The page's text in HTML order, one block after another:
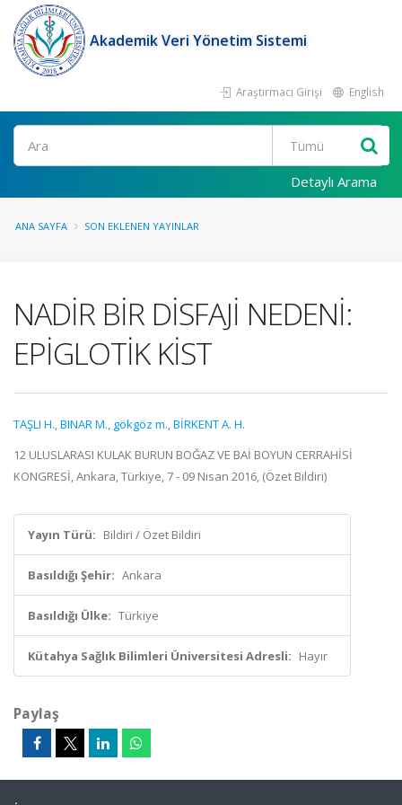
Akademik Veri Yönetim Sistemi
Araştırmacı Girişi English
Ara
Detaylı Arama
ANA SAYFA SON EKLENEN YAYINLAR
NADİR BİR DİSFAJİ NEDENİ:
EPİGLOTİK KİST
TAŞLI H.,BINAR M., gökgöz m.,BİRKENT A. H.
12 ULUSLARASI KULAK BURUN BOĞAZ VE BAİ BOYUN CERRAHİSİ
KONGRESİ, Ankara, Türkiye, 7 - 09 Nisan 2016, (Özet Bildiri)
Yayın Türü: Bildiri / Özet Bildiri
Basıldığı Şehir: Ankara
Basıldığı Ülke: Türkiye
Kütahya Sağlık Bilimleri Üniversitesi Adresli: Hayır
Paylaş